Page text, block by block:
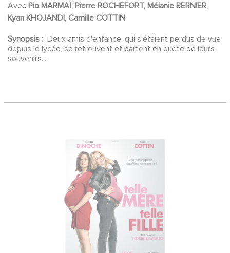
Avec Pio MARMAÏ, Pierre ROCHEFORT, Mélanie BERNIER,
Kyan KHOJANDI, Camille COTTIN
Synopsis : Deux amis d'enfance, qui s'étaient perdus de vue
depuis le lycée, se retrouvent et partent en quête de leurs
souvenirs...